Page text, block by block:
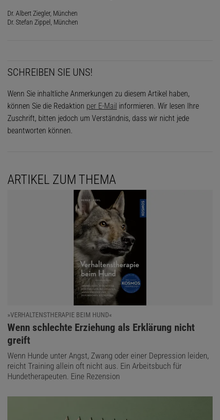
Dr. Albert Ziegler, München
Dr. Stefan Zippel, München
SCHREIBEN SIE UNS!
Wenn Sie inhaltliche Anmerkungen zu diesem Artikel haben,
können Sie die Redaktion per E-Mail informieren. Wir lesen Ihre
Zuschrift, bitten jedoch um Verständnis, dass wir nicht jede
beantworten können.
ARTIKEL ZUM THEMA
»VERHALTENSTHERAPIE BEIM HUND«
:
Wenn schlechte Erziehung als Erklärung nicht
greift
Wenn Hunde unter Angst, Zwang oder einer Depression leiden,
reicht Training allein oft nicht aus. Ein Arbeitsbuch für
Hundetherapeuten. Eine Rezension